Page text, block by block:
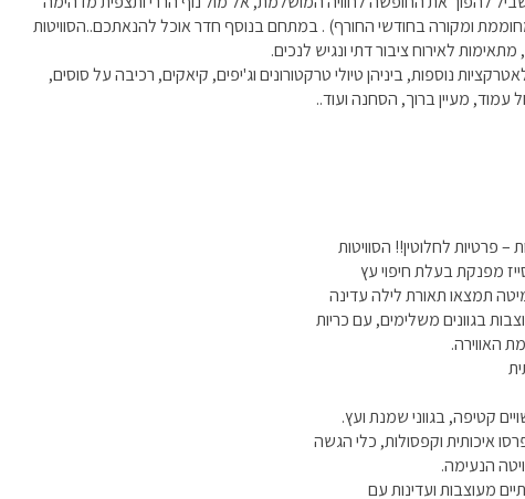
חדר הרחצה בסוויטות- מפנק ומעוצב בגווני שיש
אפור שם תמצאו מקלחון חדיש ואיכותי, שירותים,
מגבות נקיות ורכות וכמובן תמרוקי רחצה וסבונים
לשימושכם.